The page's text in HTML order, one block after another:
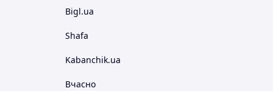
Bigl.ua
Shafa
Kabanchik.ua
Вчасно